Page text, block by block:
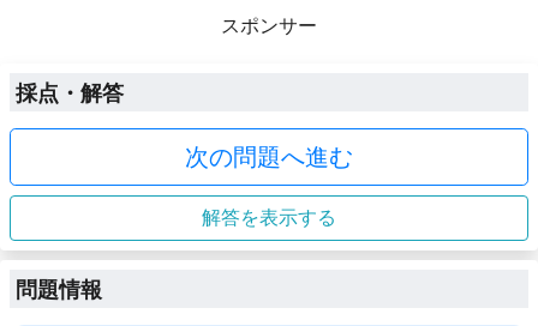
スポンサー
採点・解答
次の問題へ進む
解答を表示する
問題情報